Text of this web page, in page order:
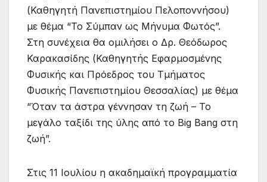
(Καθηγητή Πανεπιστημίου Πελοποννήσου)
με θέμα “Το Σύμπαν ως Μήνυμα Φωτός”.
Στη συνέχεια θα ομιλήσει ο Δρ. Θεόδωρος
Καρακασίδης (Καθηγητής Εφαρμοσμένης
Φυσικής και Πρόεδρος του Τμήματος
Φυσικής Πανεπιστημίου Θεσσαλίας) με θέμα
“Όταν τα άστρα γέννησαν τη ζωή – Το
μεγάλο ταξίδι της ύλης από το Big Bang στη
ζωή”.
Στις 11 Ιουλίου η ακαδημαϊκή προγραμματία